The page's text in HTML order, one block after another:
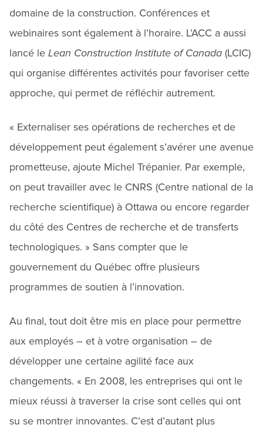
domaine de la construction. Conférences et
webinaires sont également à l’horaire. L’ACC a aussi
lancé le Lean Construction Institute of Canada (LCIC)
qui organise différentes activités pour favoriser cette
approche, qui permet de réfléchir autrement.
« Externaliser ses opérations de recherches et de
développement peut également s’avérer une avenue
prometteuse, ajoute Michel Trépanier. Par exemple,
on peut travailler avec le CNRS (Centre national de la
recherche scientifique) à Ottawa ou encore regarder
du côté des Centres de recherche et de transferts
technologiques. » Sans compter que le
gouvernement du Québec offre plusieurs
programmes de soutien à l’innovation.
Au final, tout doit être mis en place pour permettre
aux employés – et à votre organisation – de
développer une certaine agilité face aux
changements. « En 2008, les entreprises qui ont le
mieux réussi à traverser la crise sont celles qui ont
su se montrer innovantes. C’est d’autant plus